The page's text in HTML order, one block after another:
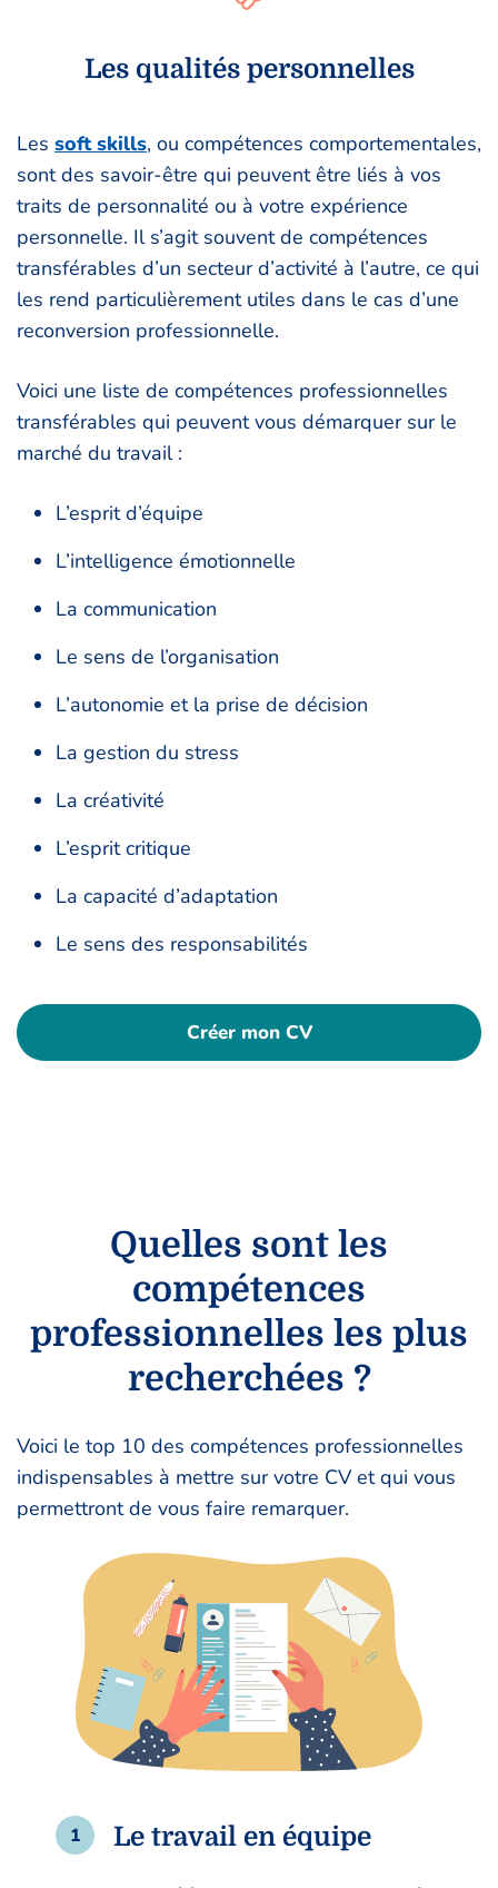
Les qualités personnelles
Les soft skills, ou compétences comportementales,
sont des savoir-être qui peuvent être liés à vos
traits de personnalité ou à votre expérience
personnelle. Il s’agit souvent de compétences
transférables d’un secteur d’activité à l’autre, ce qui
les rend particulièrement utiles dans le cas d’une
reconversion professionnelle.
Voici une liste de compétences professionnelles
transférables qui peuvent vous démarquer sur le
marché du travail :
L’esprit d’équipe
L’intelligence émotionnelle
La communication
Le sens de l’organisation
L’autonomie et la prise de décision
La gestion du stress
La créativité
L’esprit critique
La capacité d’adaptation
Le sens des responsabilités
Créer mon CV
Quelles sont les
compétences
professionnelles les plus
recherchées ?
Voici le top 10 des compétences professionnelles
indispensables à mettre sur votre CV et qui vous
permettront de vous faire remarquer.
Le travail en équipe